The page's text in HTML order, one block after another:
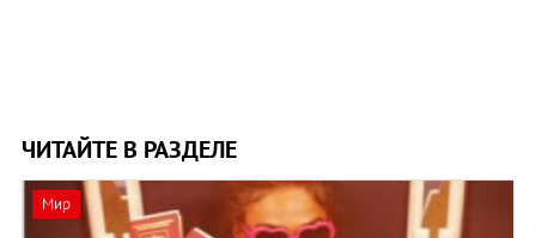
ЧИТАЙТЕ В РАЗДЕЛЕ
Мир